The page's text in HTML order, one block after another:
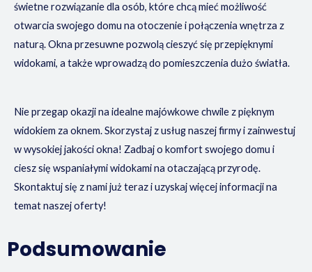
świetne rozwiązanie dla osób, które chcą mieć możliwość
otwarcia swojego domu na otoczenie i połączenia wnętrza z
naturą. Okna przesuwne pozwolą cieszyć się przepięknymi
widokami, a także wprowadzą do pomieszczenia dużo światła.
Nie przegap okazji na idealne majówkowe chwile z pięknym
widokiem za oknem. Skorzystaj z usług naszej firmy i zainwestuj
w wysokiej jakości okna! Zadbaj o komfort swojego domu i
ciesz się wspaniałymi widokami na otaczającą przyrodę.
Skontaktuj się z nami już teraz i uzyskaj więcej informacji na
temat naszej oferty!
Podsumowanie